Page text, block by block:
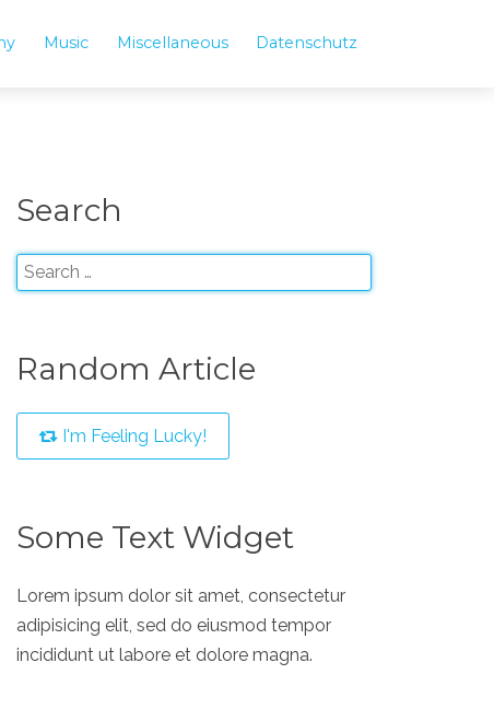
Music Miscellaneous Datenschutz
Search
Random Article
I'm Feeling Lucky!
Some Text Widget
Lorem ipsum dolor sit amet, consectetur
adipisicing elit, sed do eiusmod tempor
incididunt ut labore et dolore magna.